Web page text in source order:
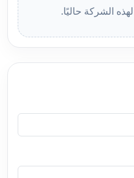
الشركة حاليًا.